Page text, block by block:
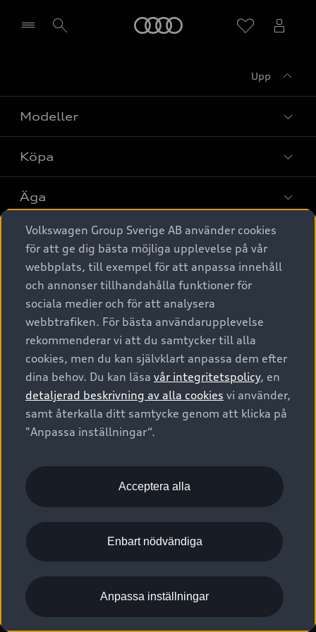
Upp
Modeller
Alla modeller
Elbilar
A6 modellerna
SUV
Avant
Audi Sport
Köpa
Privaterbjudanden
Privatleasing
Nya bilar i lager
Begagnade bilar i lager
Audi approved :plus - så gott som nya
Finansiering
Audi exclusive
Provkörning
Äga
Service & tillbehör
Audi digital services
Originaltillbehör - köp online
Garantier
Försäkring
Digitala manualer för din Audi
Audi Collection – livsstilsartiklar
Vanliga frågor
2G/3G nätet stängs ned - Hur påverkas min bil av detta?
Tjänstebil
Tjänstebil
Business lease online
Företagsleasing
Om Audi Sverige
Kontakta oss
Audi Återförsäljare/-serviceverkstad
myAudi
Pressmeddelanden
Nyhetsbrev
Vårt hållbarhetsarbete
Lediga tjänster huvudkontor
Lediga tjänster hos Audi Återförsäljare
Kommentar till mediauppgifter om dataläcka
© 2026 AUDI SVERIGE. All Rights Reserved.
Utgivare Juridiskt
Juridiskt Audi AG
Juridiskt Audi Digital Giveaway
Anpassa inställningar för cookies
Visselblåsarkanaler
Volkswagen Group Sverige AB använder cookies
för att ge dig bästa möjliga upplevelse på vår
webbplats, till exempel för att anpassa innehåll
och annonser tillhandahålla funktioner för
sociala medier och för att analysera
webbtrafiken. För bästa användarupplevelse
rekommenderar vi att du samtycker till alla
cookies, men du kan självklart anpassa dem efter
dina behov. Du kan läsa vår integritetspolicy, en
detaljerad beskrivning av alla cookies vi använder,
samt återkalla ditt samtycke genom att klicka på
"Anpassa inställningar“.
Acceptera alla
Enbart nödvändiga
Anpassa inställningar